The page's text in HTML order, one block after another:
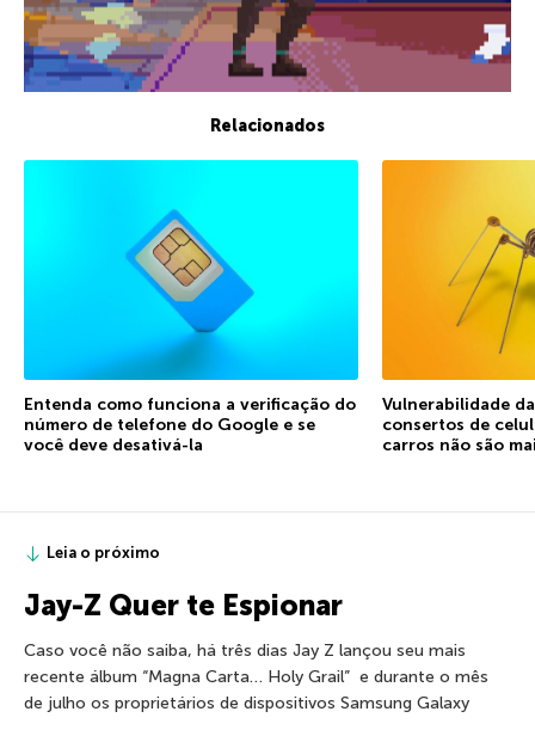
Relacionados
Entenda como funciona a verificação do
número de telefone do Google e se
você deve desativá-la
Vulnerabilidade
consertos de
carros não são
Leia o próximo
Jay-Z Quer te Espionar
Caso você não saiba, há três dias Jay Z lançou seu mais
recente álbum “Magna Carta… Holy Grail” e durante o mês
de julho os proprietários de dispositivos Samsung Galaxy